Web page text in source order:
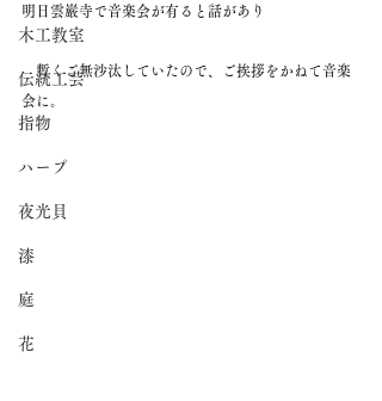
木工教室
伝統工芸
指物
ハープ
夜光貝
漆
庭
花
明日雲巌寺で音楽会が有ると話があり
暫くご無沙汰していたので、ご挨拶をかねて音楽
会に。